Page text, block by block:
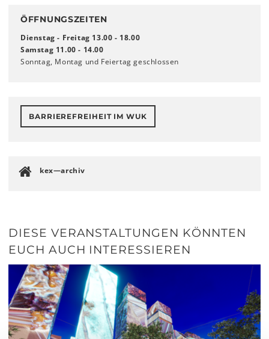
ÖFFNUNGSZEITEN
Dienstag - Freitag 13.00 - 18.00
Samstag 11.00 - 14.00
Sonntag, Montag und Feiertag geschlossen
BARRIEREFREIHEIT IM WUK
kex—archiv
DIESE VERANSTALTUNGEN KÖNNTEN
EUCH AUCH INTERESSIEREN